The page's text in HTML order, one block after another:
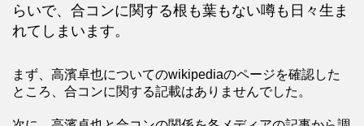
らいで、合コンに関する根も葉もない噂も日々生ま
れてしまいます。
まず、高濱卓也についてのwikipediaのページを確認した
ところ、合コンに関する記載はありませんでした。